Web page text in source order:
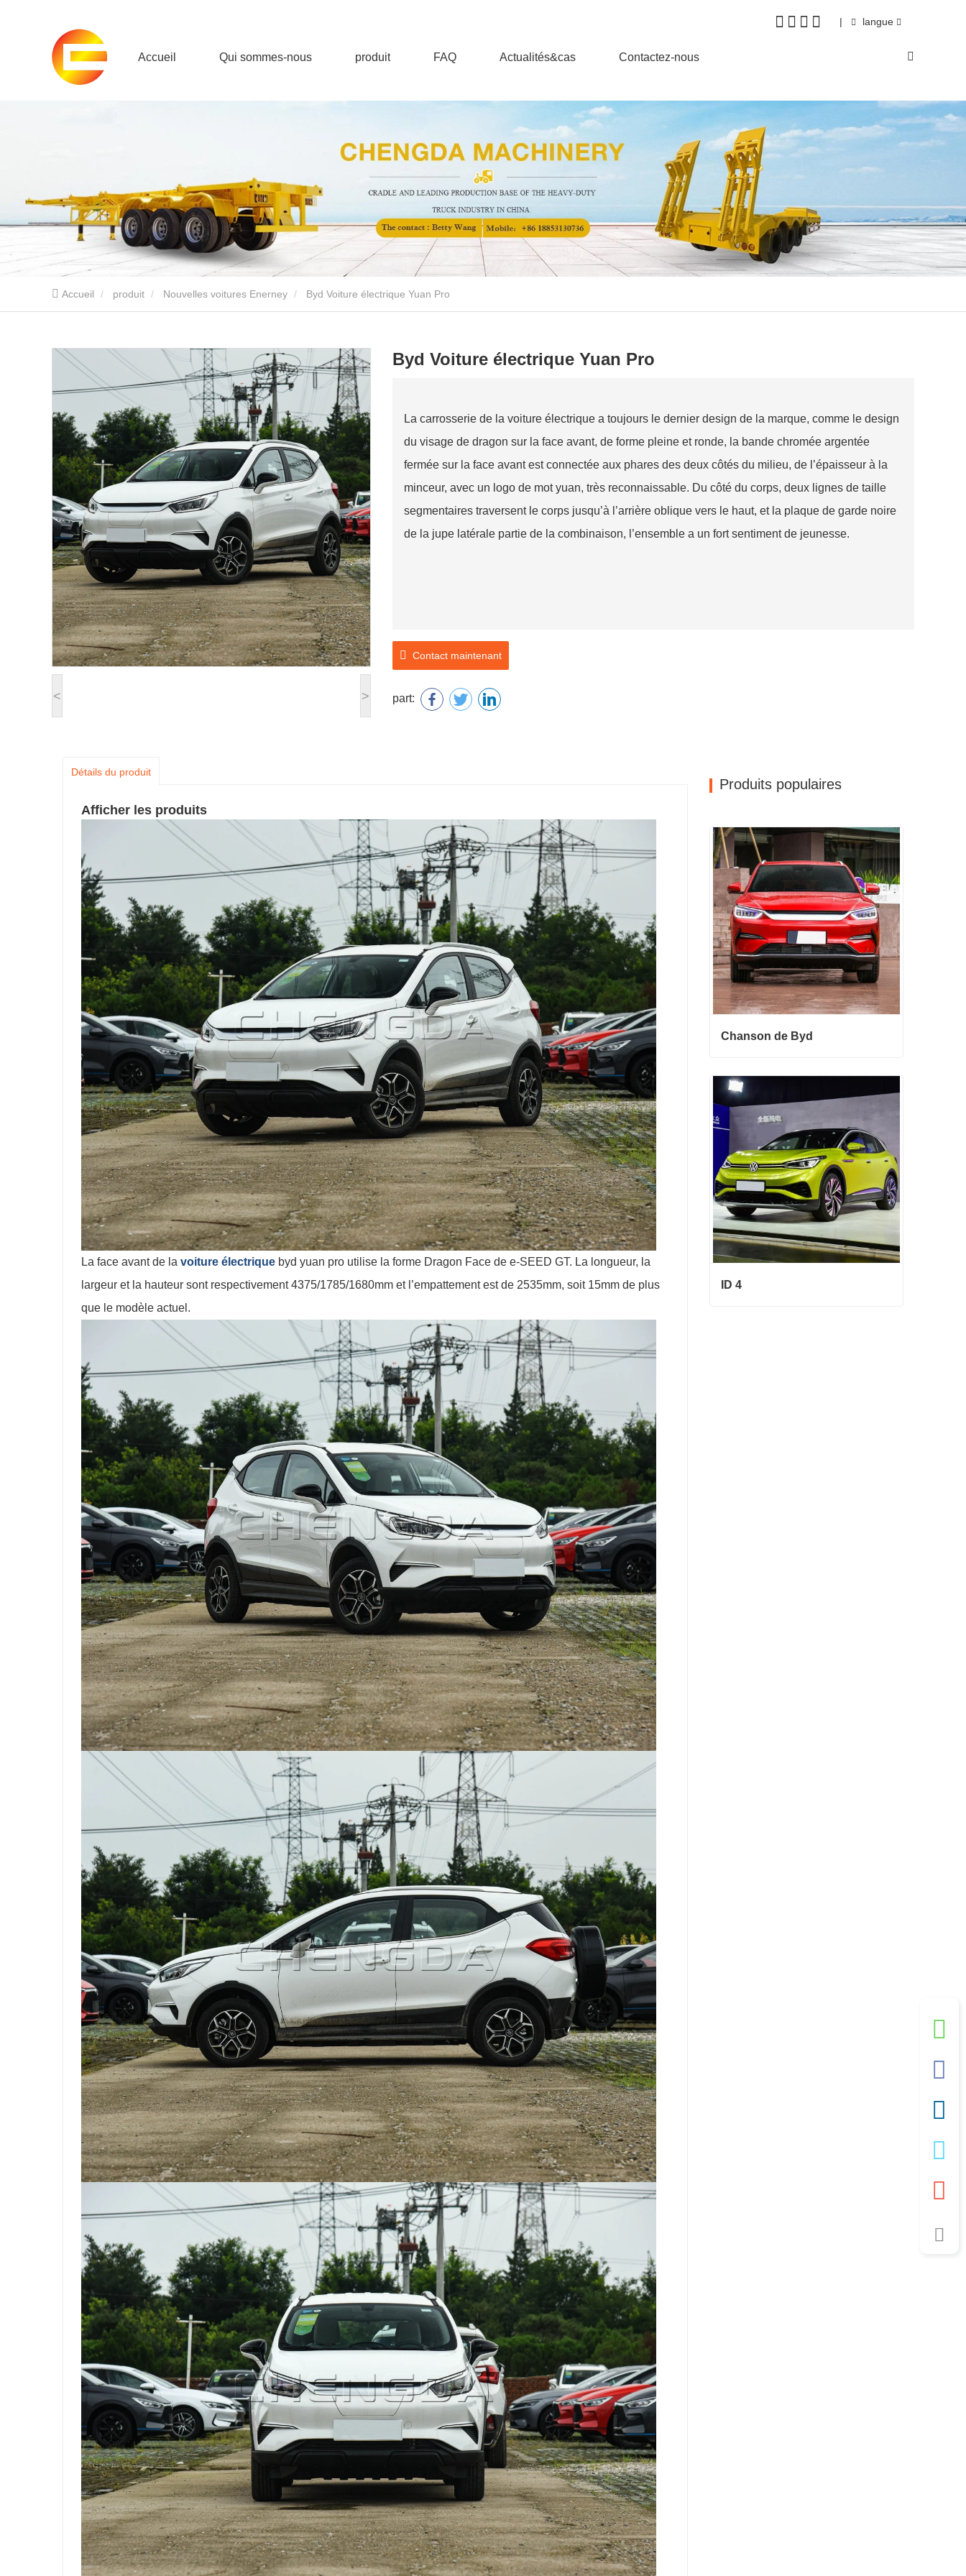
| langue
Accueil Qui sommes-nous produit FAQ Actualités&cas Contactez-nous
Accueil produit Nouvelles voitures Enerney Byd Voiture électrique Yuan Pro
< >
Byd Voiture électrique Yuan Pro
La carrosserie de la voiture électrique a toujours le dernier design de la marque, comme le design
du visage de dragon sur la face avant, de forme pleine et ronde, la bande chromée argentée
fermée sur la face avant est connectée aux phares des deux côtés du milieu, de l’épaisseur à la
minceur, avec un logo de mot yuan, très reconnaissable. Du côté du corps, deux lignes de taille
segmentaires traversent le corps jusqu’à l’arrière oblique vers le haut, et la plaque de garde noire
de la jupe latérale partie de la combinaison, l’ensemble a un fort sentiment de jeunesse.
Contact maintenant
part:
Détails du produit
Afficher les produits
La face avant de la voiture électrique byd yuan pro utilise la forme Dragon Face de e-SEED GT. La longueur, la
largeur et la hauteur sont respectivement 4375/1785/1680mm et l’empattement est de 2535mm, soit 15mm de plus
que le modèle actuel.
Produits populaires
Chanson de Byd
Chanson de Byd
Contact maintenant
ID 4